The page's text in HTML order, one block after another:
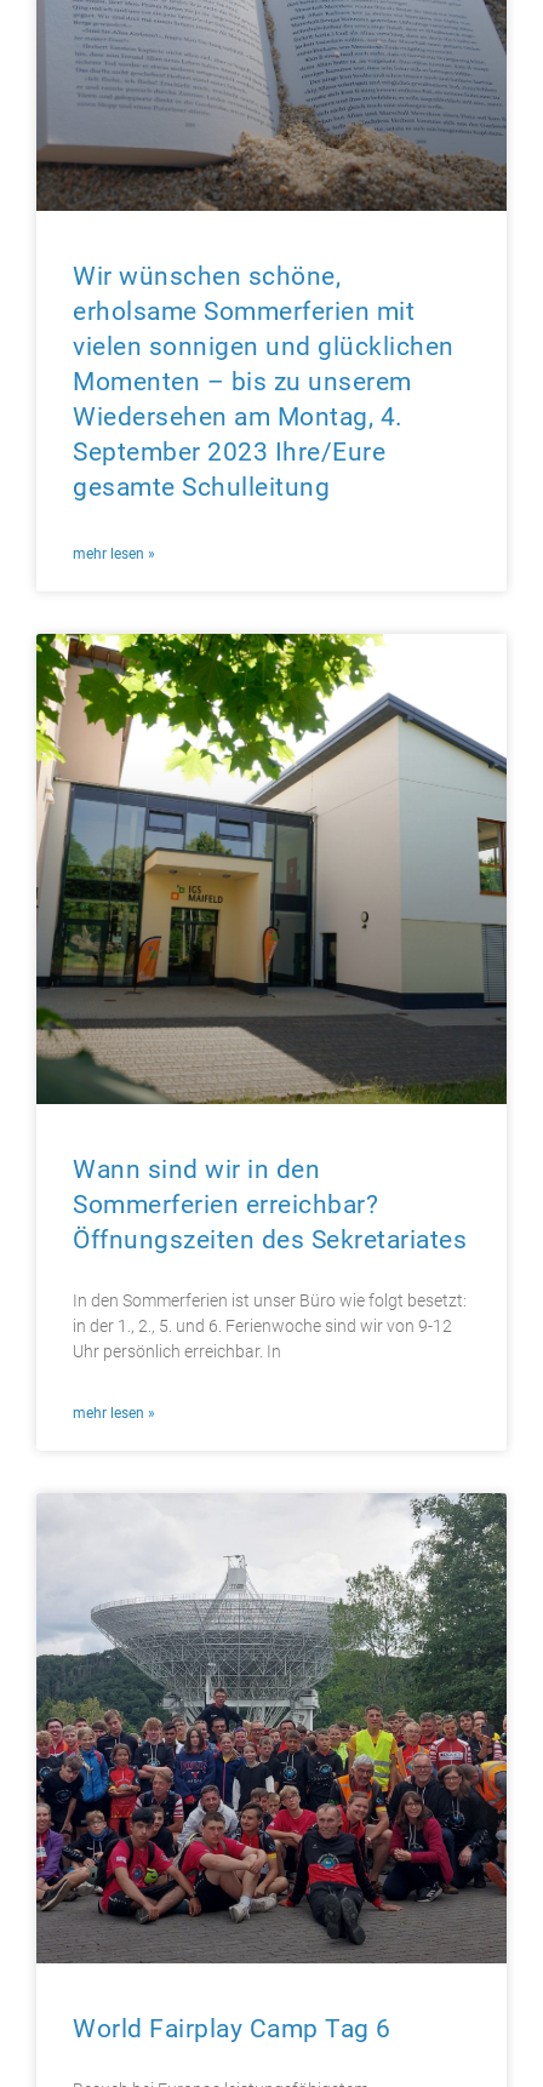
Wir wünschen schöne,
erholsame Sommerferien mit
vielen sonnigen und glücklichen
Momenten – bis zu unserem
Wiedersehen am Montag, 4.
September 2023 Ihre/Eure
gesamte Schulleitung
mehr lesen »
Wann sind wir in den
Sommerferien erreichbar?
Öffnungszeiten des Sekretariates
In den Sommerferien ist unser Büro wie folgt besetzt:
in der 1., 2., 5. und 6. Ferienwoche sind wir von 9-12
Uhr persönlich erreichbar. In
mehr lesen »
World Fairplay Camp Tag 6